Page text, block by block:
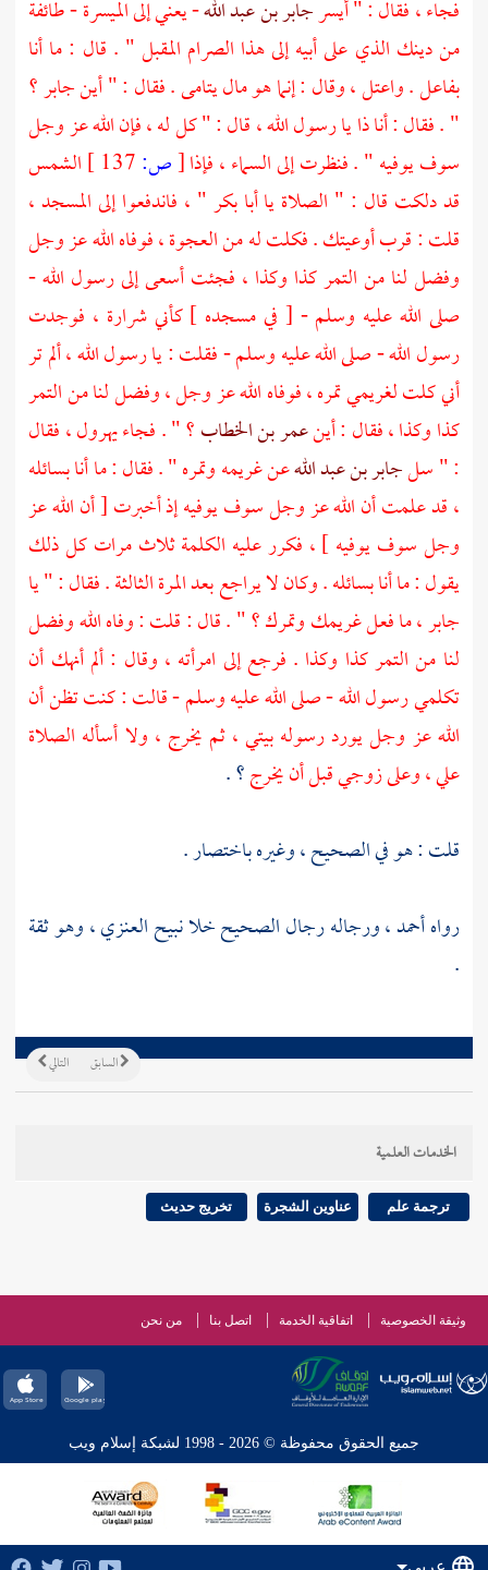
فجاء ، فقال : " أيسرجابر بن عبد الله- يعني إلى الميسرة - طائفة
من دينك الذي على أبيه إلى هذا الصرام المقبل " . قال : ما أنا
بفاعل . واعتل ، وقال : إنما هو مال يتامى . فقال : " أينجابر؟
" . فقال : أنا ذا يا رسول الله ، قال : " كل له ، فإن الله عز وجل
سوف يوفيه " . فنظرت إلى السماء ، فإذا[ص:
الشمس
قد دلكت قال : " الصلاة ياأبا بكر" ، فاندفعوا إلى المسجد ،
قلت : قرب أوعيتك . فكلت له من العجوة ، فوفاه الله عز وجل
وفضل لنا من التمر كذا وكذا ، فجئت أسعى إلى رسول الله -
صلى الله عليه وسلم - [ في مسجده ] كأني شرارة ، فوجدت
رسول الله - صلى الله عليه وسلم - فقلت : يا رسول الله ، ألم تر
أني كلت لغريمي تمره ، فوفاه الله عز وجل ، وفضل لنا من التمر
كذا وكذا ، فقال : أينعمر بن الخطاب؟ " . فجاء يهرول ، فقال
: " سلجابر بن عبد اللهعن غريمه وتمره " . فقال : ما أنا بسائله
، قد علمت أن الله عز وجل سوف يوفيه إذ أخبرت [ أن الله عز
وجل سوف يوفيه ] ، فكرر عليه الكلمة ثلاث مرات كل ذلك
يقول : ما أنا بسائله . وكان لا يراجع بعد المرة الثالثة . فقال : " يا
جابر، ما فعل غريمك وتمرك ؟ " . قال : قلت : وفاه الله وفضل
لنا من التمر كذا وكذا . فرجع إلى امرأته ، وقال : ألم أنهك أن
تكلمي رسول الله - صلى الله عليه وسلم - قالت : كنت تظن أن
الله عز وجل يورد رسوله بيتي ، ثم يخرج ، ولا أسأله الصلاة
علي ، وعلى زوجي قبل أن يخرج؟ .
قلت : هو في الصحيح ، وغيره باختصار .
رواهأحمد، ورجاله رجال الصحيح خلانبيح العنزي، وهو ثقة
.
التالي السابق
الخدمات العلمية
ترجمة علم عناوين الشجرة تخريج حديث
وثيقة الخصوصية اتفاقية الخدمة اتصل بنا من نحن
جميع الحقوق محفوظة © 2026 - 1998 لشبكة إسلام ويب